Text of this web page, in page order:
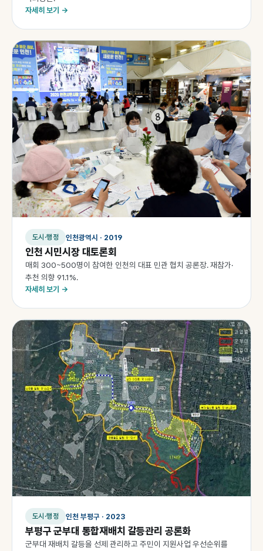
자세히 보기 →
도시·행정 인천광역시 · 2019
인천 시민시장 대토론회
매회 300~500명이 참여한 인천의 대표 민관 협치 공론장. 재참가·
추천 의향 91.1%.
자세히 보기 →
도시·행정 인천 부평구 · 2023
부평구 군부대 통합재배치 갈등관리 공론화
군부대 재배치 갈등을 선제 관리하고 주민이 지원사업 우선순위를